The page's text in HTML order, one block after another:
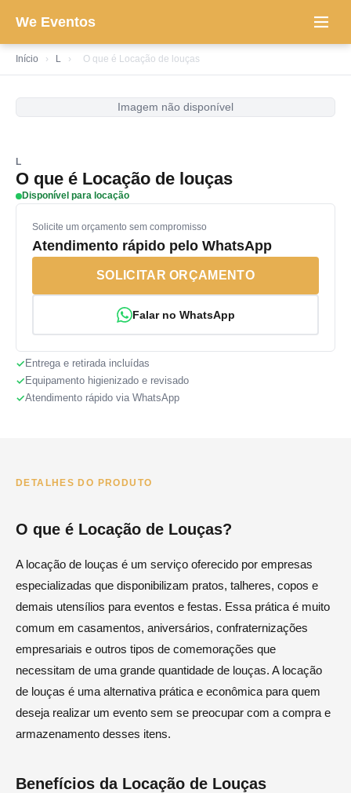
We Eventos
Início › L › O que é Locação de louças
Imagem não disponível
L
O que é Locação de louças
Disponível para locação
Solicite um orçamento sem compromisso
Atendimento rápido pelo WhatsApp
SOLICITAR ORÇAMENTO
Falar no WhatsApp
Entrega e retirada incluídas
Equipamento higienizado e revisado
Atendimento rápido via WhatsApp
DETALHES DO PRODUTO
O que é Locação de Louças?
A locação de louças é um serviço oferecido por empresas
especializadas que disponibilizam pratos, talheres, copos e
demais utensílios para eventos e festas. Essa prática é muito
comum em casamentos, aniversários, confraternizações
empresariais e outros tipos de comemorações que
necessitam de uma grande quantidade de louças. A locação
de louças é uma alternativa prática e econômica para quem
deseja realizar um evento sem se preocupar com a compra e
armazenamento desses itens.
Benefícios da Locação de Louças